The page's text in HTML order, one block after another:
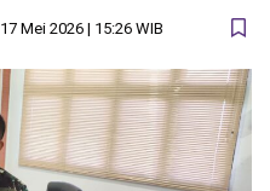
17 Mei 2026 | 15:26 WIB